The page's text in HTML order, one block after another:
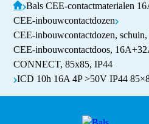
Bals CEE-contactmaterialen
CEE-inbouwcontactdozen
CEE-inbouwcontactdozen,
CEE-inbouwcontactdoos,
CONNECT, 85x85, IP44
ICD 10h 16A 4P >50V IP44